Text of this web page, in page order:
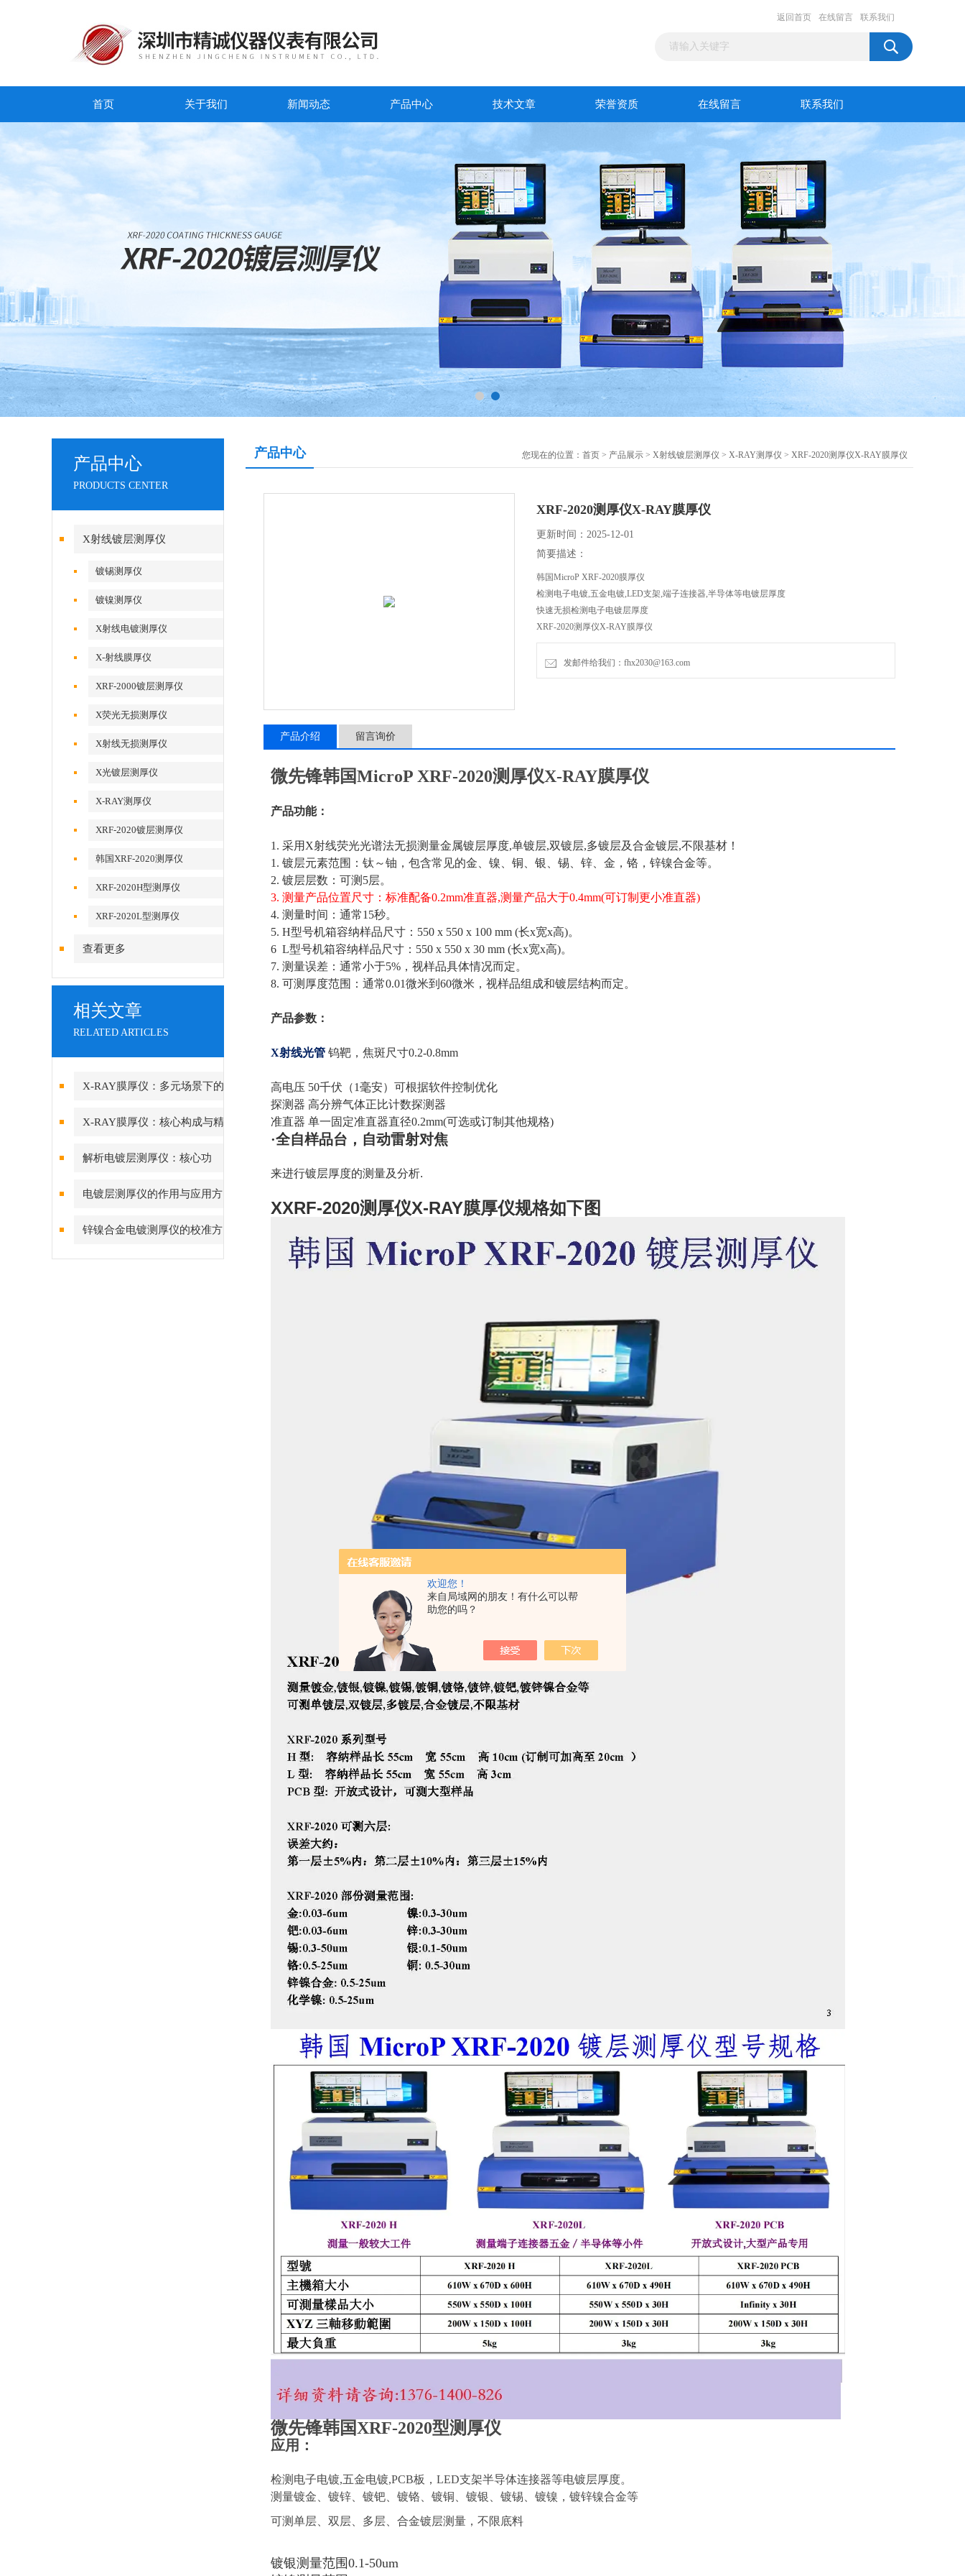
欢迎您！
来自局域网的朋友！有什么可以帮
助您的吗？
返回首页 在线留言 联系我们
首页 关于我们 新闻动态 产品中心 技术文章 荣誉资质 在线留言 联系我们
产品中心
PRODUCTS CENTER
X射线镀层测厚仪
镀锡测厚仪
镀镍测厚仪
X射线电镀测厚仪
X-射线膜厚仪
XRF-2000镀层测厚仪
X荧光无损测厚仪
X射线无损测厚仪
X光镀层测厚仪
X-RAY测厚仪
XRF-2020镀层测厚仪
韩国XRF-2020测厚仪
XRF-2020H型测厚仪
XRF-2020L型测厚仪
查看更多
相关文章
RELATED ARTICLES
X-RAY膜厚仪：多元场景下的
精准检测边界
X-RAY膜厚仪：核心构成与精
密协作的科技密码
解析电镀层测厚仪：核心功
能、行业应用与技术亮点
电镀层测厚仪的作用与应用方
向分析
锌镍合金电镀测厚仪的校准方
法与重要性
产品中心 您现在的位置： 首页 > 产品展示 > X射线镀层测厚仪 > X-RAY测厚仪 > XRF-2020测厚仪X-RAY膜厚仪
XRF-2020测厚仪X-RAY膜厚仪
更新时间：2025-12-01
简要描述：
韩国MicroP XRF-2020膜厚仪
检测电子电镀,五金电镀,LED支架,端子连接器,半导体等电镀层厚度
快速无损检测电子电镀层厚度
XRF-2020测厚仪X-RAY膜厚仪
发邮件给我们：fhx2030@163.com
产品介绍 留言询价
微先锋韩国MicroP XRF-2020测厚仪X-RAY膜厚仪
产品功能：
1. 采用X射线荧光光谱法无损测量金属镀层厚度,单镀层,双镀层,多镀层及合金镀层,不限基材！
1. 镀层元素范围：钛～铀，包含常见的金、镍、铜、银、锡、锌、金，铬，锌镍合金等。
2. 镀层层数：可测5层。
3. 测量产品位置尺寸：标准配备0.2mm准直器,测量产品大于0.4mm(可订制更小准直器)
4. 测量时间：通常15秒。
5. H型号机箱容纳样品尺寸：550 x 550 x 100 mm (长x宽x高)。
6 L型号机箱容纳样品尺寸：550 x 550 x 30 mm (长x宽x高)。
7. 测量误差：通常小于5%，视样品具体情况而定。
8. 可测厚度范围：通常0.01微米到60微米，视样品组成和镀层结构而定。
产品参数：
X射线光管 钨靶，焦斑尺寸0.2-0.8mm
高电压 50千伏（1毫安）可根据软件控制优化
探测器 高分辨气体正比计数探测器
准直器 单一固定准直器直径0.2mm(可选或订制其他规格)
·全自样品台，自动雷射对焦
来进行镀层厚度的测量及分析.
XXRF-2020测厚仪X-RAY膜厚仪规格如下图
微先锋韩国XRF-2020型测厚仪
应用：
检测电子电镀,五金电镀,PCB板，LED支架半导体连接器等电镀层厚度。
测量镀金、镀锌、镀钯、镀铬、镀铜、镀银、镀锡、镀镍，镀锌镍合金等
可测单层、双层、多层、合金镀层测量，不限底料
镀银测量范围0.1-50um